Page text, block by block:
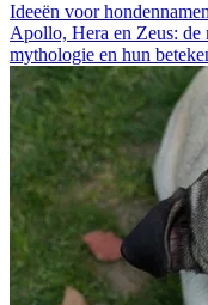
Ideeën voor hondennamen
Apollo, Hera en Zeus: de
mythologie en hun